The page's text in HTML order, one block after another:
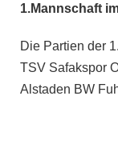
1.Mannschaft
Die Partien der
TSV Safakspor
Alstaden BW